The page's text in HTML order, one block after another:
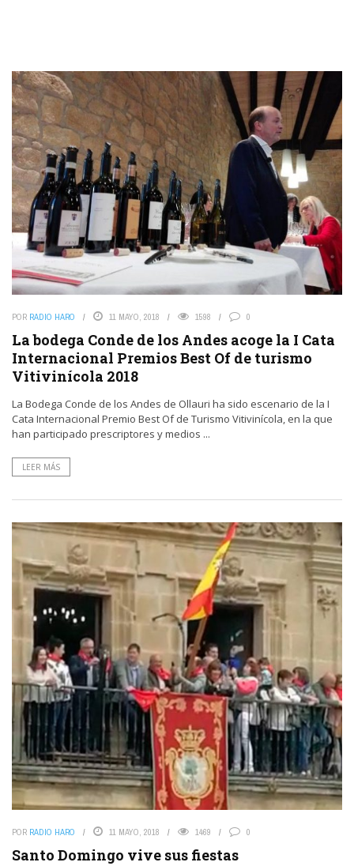
POR RADIO HARO 11 MAYO, 2018 1598 0
La bodega Conde de los Andes acoge la I Cata
Internacional Premios Best Of de turismo
Vitivinícola 2018
La Bodega Conde de los Andes de Ollauri ha sido escenario de la I
Cata Internacional Premio Best Of de Turismo Vitivinícola, en la que
han participado prescriptores y medios ...
LEER MÁS
POR RADIO HARO 11 MAYO, 2018 1469 0
Santo Domingo vive sus fiestas